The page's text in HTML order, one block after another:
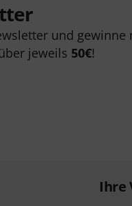
und gewinne
jeweils 50€!
Ihre